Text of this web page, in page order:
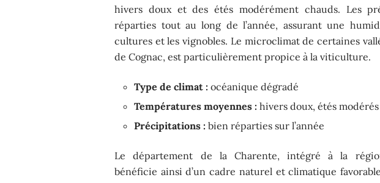
hivers doux et des étés modérément chauds. Les
réparties tout au long de l’année, assurant une
cultures et les vignobles. Le microclimat de certaines
de Cognac, est particulièrement propice à la viticulture.
Type de climat : océanique dégradé
Températures moyennes : hivers doux, étés modérés
Précipitations : bien réparties sur l’année
Le département de la Charente, intégré à la
bénéficie ainsi d’un cadre naturel et climatique